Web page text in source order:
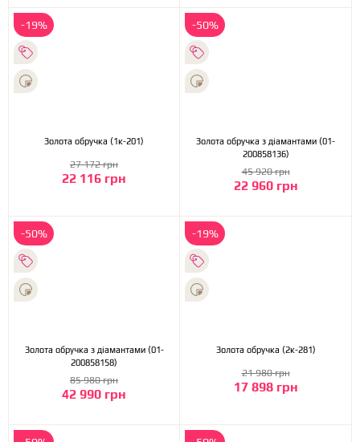
-19%
Золота обручка (1к-201)
22 116 грн
27 172 грн
-50%
Золота обручка з діамантами (01-
200858136)
22 960 грн
45 920 грн
-50%
Золота обручка з діамантами (01-
200858158)
42 990 грн
85 980 грн
-19%
Золота обручка (2к-281)
17 898 грн
21 980 грн